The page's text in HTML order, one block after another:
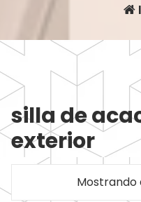
silla de
exterior
Mostrando